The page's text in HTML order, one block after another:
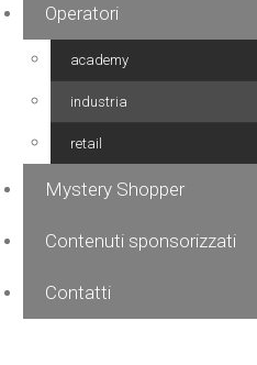
Operatori
academy
industria
retail
Mystery Shopper
Contenuti sponsorizzati
Contatti